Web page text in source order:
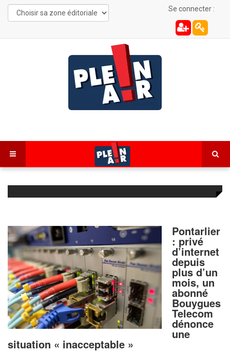
Se connecter :
Pontarlier
: privé
d’internet
depuis
plus d’un
mois, un
abonné
Bouygues
Telecom
dénonce
une
situation « inacceptable »